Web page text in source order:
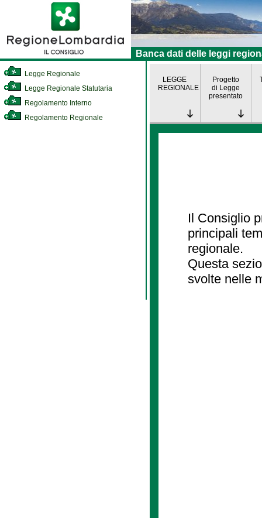
Banca dati delle leggi
Legge Regionale
Legge Regionale Statutaria
Regolamento Interno
Regolamento Regionale
LEGGE
REGIONALE
Progetto
di Legge
presentato
Il Consiglio
principali
regionale.
Questa
svolte nelle